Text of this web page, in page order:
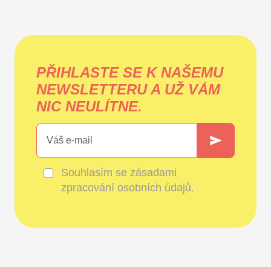
PŘIHLASTE SE K NAŠEMU
NEWSLETTERU A UŽ VÁM
NIC NEULÍTNE.
Souhlasím se zásadami
zpracování osobních údajů.